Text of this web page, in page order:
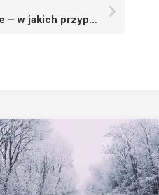
Torebko plecaki damskie – w jakich przypadkach będzie przydatny